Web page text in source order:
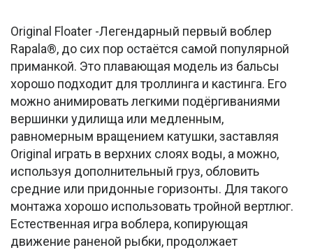
Original Floater -Легендарный первый воблер
Rapala®, до сих пор остаётся самой популярной
приманкой. Это плавающая модель из бальсы
хорошо подходит для троллинга и кастинга. Его
можно анимировать легкими подёргиваниями
вершинки удилища или медленным,
равномерным вращением катушки, заставляя
Original играть в верхних слоях воды, а можно,
используя дополнительный груз, обловить
средние или придонные горизонты. Для такого
монтажа хорошо использовать тройной вертлюг.
Естественная игра воблера, копирующая
движение раненой рыбки, продолжает